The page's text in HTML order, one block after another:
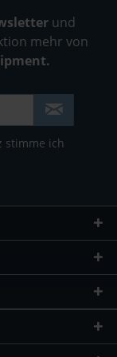
und
mehr von
stimme ich